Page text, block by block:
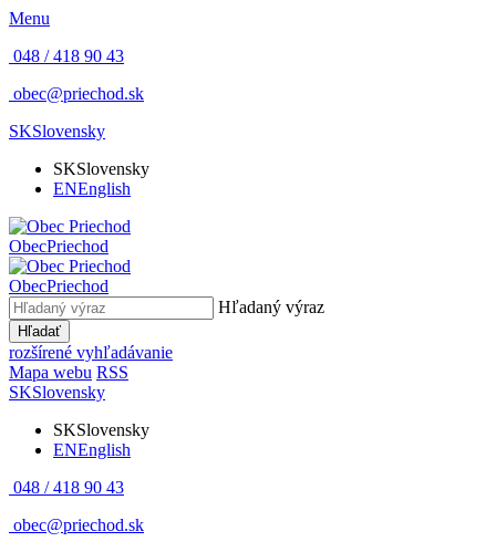
Menu
048 / 418 90 43
obec@priechod.sk
SKSlovensky
SKSlovensky
ENEnglish
ObecPriechod
ObecPriechod
Hľadaný výraz
Hľadať
rozšírené vyhľadávanie
Mapa webu RSS
SKSlovensky
SKSlovensky
ENEnglish
048 / 418 90 43
obec@priechod.sk